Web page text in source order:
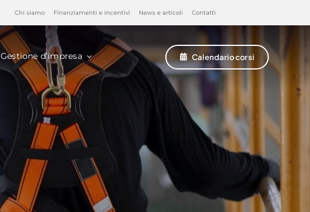
Chi siamo Finanziamenti e incentivi News e articoli Contatti
Gestione d’impresa Calendario corsi